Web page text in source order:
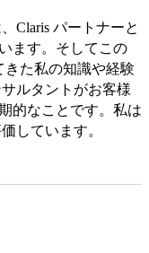
Claris パートナーと
ます。そしてこの
きた私の知識や経験
ルタントがお客様
的なことです。私は
しています。